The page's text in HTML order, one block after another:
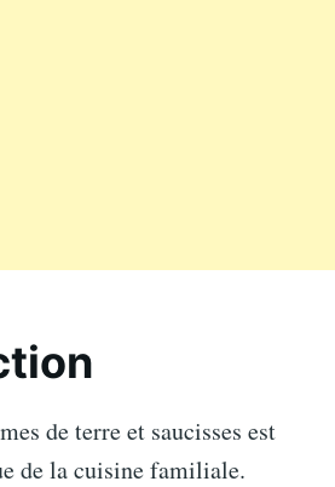
de terre et saucisses est
de la cuisine familiale.